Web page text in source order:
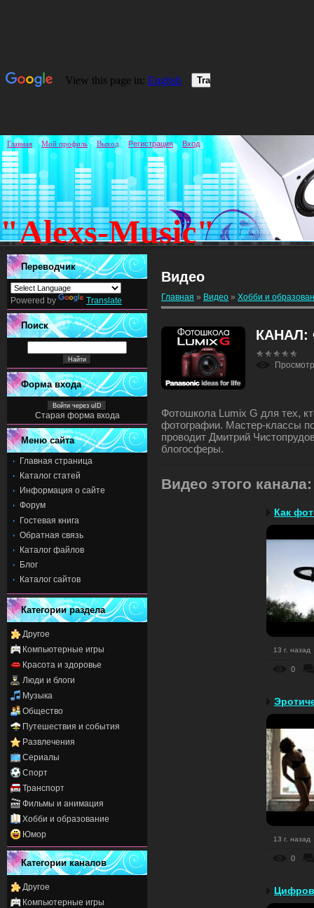
"Alexs-Music"
Главная Мой профиль Выход Регистрация Вход
Переводчик
Powered by Translate
Поиск
Форма входа
Войти через uID
Старая форма входа
Меню сайта
Главная страница
Каталог статей
Информация о сайте
Форум
Гостевая книга
Обратная связь
Каталог файлов
Блог
Каталог сайтов
Категории раздела
Другое
Компьютерные игры
Красота и здоровье
Люди и блоги
Музыка
Общество
Путешествия и события
Развлечения
Сериалы
Спорт
Транспорт
Фильмы и анимация
Хобби и образование
Юмор
Категории каналов
Другое
Компьютерные игры
Видео
Главная » Видео » Хобби и
КАНАЛ:
Фотошкола Lumix G для тех,
фотографии. Мастер-классы
проводит Дмитрий
блогосферы.
Видео этого канала:
13 г. назад
0
13 г. назад
0